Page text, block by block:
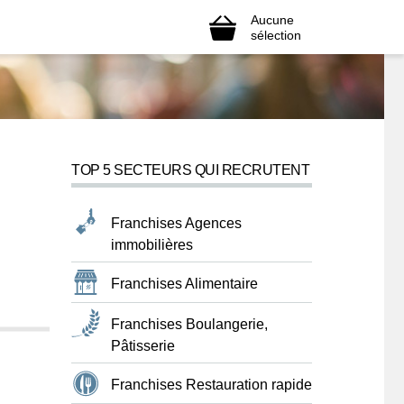
Aucune
sélection
TOP 5 SECTEURS QUI RECRUTENT
Franchises Agences
immobilières
Franchises Alimentaire
Franchises Boulangerie,
Pâtisserie
Franchises Restauration rapide